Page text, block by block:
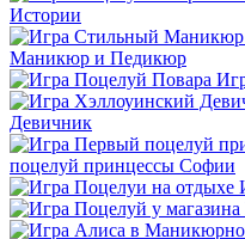
Истории
Маникюр и Педикюр
Девичник
поцелуй принцессы Софии